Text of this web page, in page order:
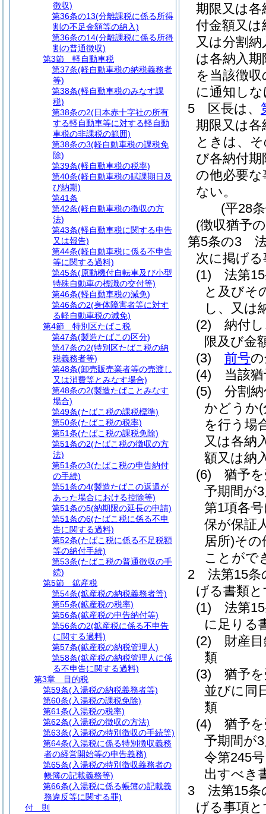
期限又は各
付金額又
又は分割
は各納入
を当該徴
に通知し
5
区長は、
期限又は
ときは、
び各納付
の他必要
ない。
(平28
(徴収猶予
第5条の3
次に掲げ
(1)
法第
と及びそ
し、又は
(2)
納付
限及び金
(3)
前号
(4)
当該
(5)
分割
かどうか
を行う場
又は各納
額又は納
(6)
猶予
予期間が
第1項各
保が保証
居所)その
ことがで
2
法第15
げる書類
(1)
法第
に足りる
(2)
財産
類
(3)
猶予
並びに同
類
(4)
猶予
予期間が
令第245
出すべき
3
法第15
げる事項
徴収)
第36条の13(分離課税に係る所得
割の不足金額等の納入)
第36条の14(分離課税に係る所得
割の普通徴収)
第3節
軽自動車税
第37条(軽自動車税の納税義務者
等)
第38条(軽自動車税のみなす課
税)
第38条の2(日本赤十字社の所有
する軽自動車等に対する軽自動
車税の非課税の範囲)
第38条の3(軽自動車税の課税免
除)
第39条(軽自動車税の税率)
第40条(軽自動車税の賦課期日及
び納期)
第41条
第42条(軽自動車税の徴収の方
法)
第43条(軽自動車税に関する申告
又は報告)
第44条(軽自動車税に係る不申告
等に関する過料)
第45条(原動機付自転車及び小型
特殊自動車の標識の交付等)
第46条(軽自動車税の減免)
第46条の2(身体障害者等に対す
る軽自動車税の減免)
第4節
特別区たばこ税
第47条(製造たばこの区分)
第47条の2(特別区たばこ税の納
税義務者等)
第48条(卸売販売業者等の売渡し
又は消費等とみなす場合)
第48条の2(製造たばことみなす
場合)
第49条(たばこ税の課税標準)
第50条(たばこ税の税率)
第51条(たばこ税の課税免除)
第51条の2(たばこ税の徴収の方
法)
第51条の3(たばこ税の申告納付
の手続)
第51条の4(製造たばこの返還が
あった場合における控除等)
第51条の5(納期限の延長の申請)
第51条の6(たばこ税に係る不申
告に関する過料)
第52条(たばこ税に係る不足税額
等の納付手続)
第53条(たばこ税の普通徴収の手
続)
第5節
鉱産税
第54条(鉱産税の納税義務者等)
第55条(鉱産税の税率)
第56条(鉱産税の申告納付等)
第56条の2(鉱産税に係る不申告
に関する過料)
第57条(鉱産税の納税管理人)
第58条(鉱産税の納税管理人に係
る不申告に関する過料)
第3章
目的税
第59条(入湯税の納税義務者等)
第60条(入湯税の課税免除)
第61条(入湯税の税率)
第62条(入湯税の徴収の方法)
第63条(入湯税の特別徴収の手続等)
第64条(入湯税に係る特別徴収義務
者の経営開始等の申告義務)
第65条(入湯税の特別徴収義務者の
帳簿の記載義務等)
第66条(入湯税に係る帳簿の記載義
務違反等に関する罪)
付 則